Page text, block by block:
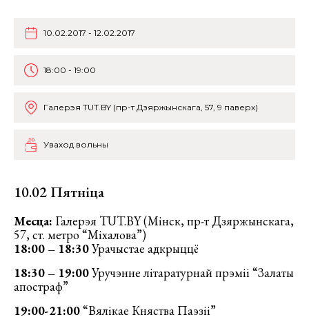
10.02.2017 - 12.02.2017
18:00 - 19:00
Галерэя ТUT.BY (пр-т Дзяржынскага, 57, 9 паверх)
Уваход вольны
10.02 Пятніца
Месца: Галерэя TUT.BY (Мінск, пр-т Дзяржынскага,
57, ст. метро “Міхалова”)
18:00 – 18:30Урачыстае адкрыццё
18:30 – 19:00Уручэнне літаратурнай прэміі “Залаты
апостраф”
19:00-21:00“Вялікае Княства Паэзіі”